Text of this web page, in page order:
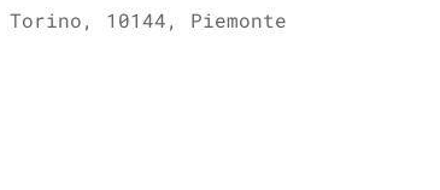
10144, Piemonte